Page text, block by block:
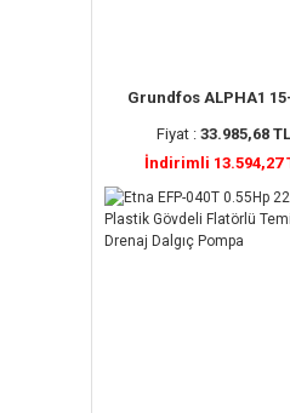
Grundfos ALPHA1
Fiyat :33.985,68 TL
İndirimli 13.594,27